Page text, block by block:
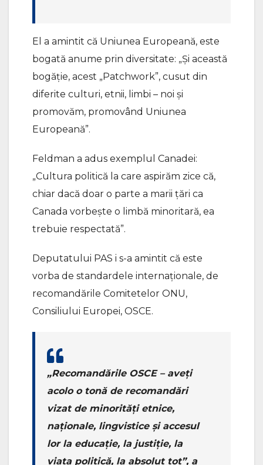
El a amintit că Uniunea Europeană, este
bogată anume prin diversitate: „Și această
bogăție, acest „Patchwork”, cusut din
diferite culturi, etnii, limbi – noi și
promovăm, promovând Uniunea
Europeană”.
Feldman a adus exemplul Canadei:
„Cultura politică la care aspirăm zice că,
chiar dacă doar o parte a marii țări ca
Canada vorbește o limbă minoritară, ea
trebuie respectată”.
Deputatului PAS i s-a amintit că este
vorba de standardele internaționale, de
recomandările Comitetelor ONU,
Consiliului Europei, OSCE.
„Recomandările OSCE – aveți
acolo o tonă de recomandări
vizat de minorități etnice,
naționale, lingvistice și accesul
lor la educație, la justiție, la
viața politică, la absolut tot”, a